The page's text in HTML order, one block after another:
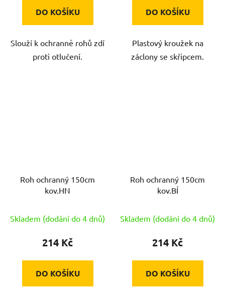
DO KOŠÍKU
Slouží k ochranně rohů zdí
proti otlučení.
DO KOŠÍKU
Plastový kroužek na
záclony se skřipcem.
Roh ochranný 150cm
kov.HN
Skladem (dodání do 4 dnů)
214 Kč
DO KOŠÍKU
Roh ochranný 150cm
kov.BÍ
Skladem (dodání do 4 dnů)
214 Kč
DO KOŠÍKU